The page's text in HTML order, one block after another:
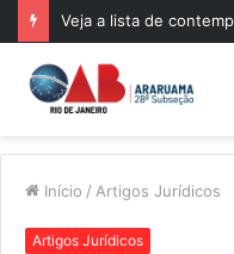
Início / Artigos Jurídicos
Artigos Jurídicos